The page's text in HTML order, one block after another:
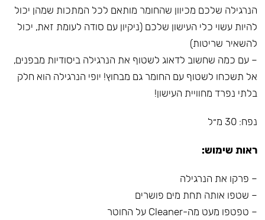
הנרגילה שלכם מכיוון שהחומר מותאם לכל המתכות שמהן יכול
להיות עשוי כלי העישון שלכם (ניקיון עם סודה לעומת זאת, יכול
להשאיר שריטות)
– עם כמה שחשוב לדאוג לשטוף את הנרגילה ביסודיות מבפנים,
אל תשכחו לשטוף עם החומר גם מבחוץ! יופי הנרגילה הוא חלק
בלתי נפרד מחוויית העישון!
נפח: 30 מ״ל
ראות שימוש:
– פרקו את הנרגילה
– שטפו אותה תחת מים פושרים
– טפטפו מעט מה-Cleaner על החוטר